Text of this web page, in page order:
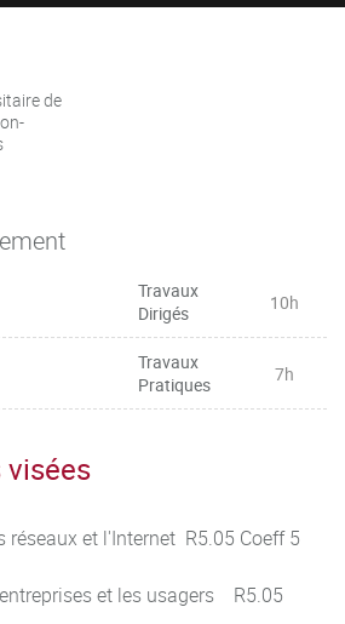
de
Travaux
Dirigés
10h
Travaux
Pratiques
7h
visées
et l'Internet R5.05 Coeff 5
et les usagers R5.05